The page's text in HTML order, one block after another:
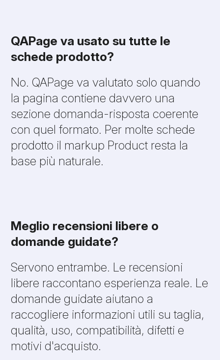
QAPage va usato su tutte le
schede prodotto?
No. QAPage va valutato solo quando
la pagina contiene davvero una
sezione domanda-risposta coerente
con quel formato. Per molte schede
prodotto il markup Product resta la
base più naturale.
Meglio recensioni libere o
domande guidate?
Servono entrambe. Le recensioni
libere raccontano esperienza reale. Le
domande guidate aiutano a
raccogliere informazioni utili su taglia,
qualità, uso, compatibilità, difetti e
motivi d'acquisto.